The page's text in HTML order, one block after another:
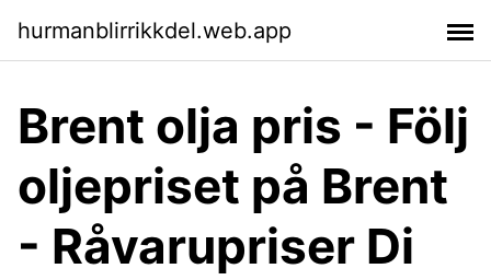
hurmanblirrikkdel.web.app
Brent olja pris - Följ
oljepriset på Brent
- Råvarupriser Di